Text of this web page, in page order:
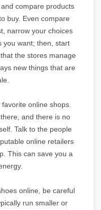
compare products
buy. Even compare
narrow your choices
you want; then, start
the stores manage
new things that are
online shops.
and there is no
Talk to the people
online retailers
This can save you a
online, be careful
run smaller or